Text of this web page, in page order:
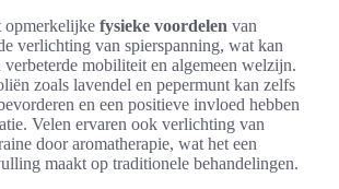
opmerkelijke fysieke voordelen van
verlichting van spierspanning, wat kan
verbeterde mobiliteit en algemeen welzijn.
zoals lavendel en pepermunt kan zelfs
en een positieve invloed hebben
Velen ervaren ook verlichting van
door aromatherapie, wat het een
maakt op traditionele behandelingen.